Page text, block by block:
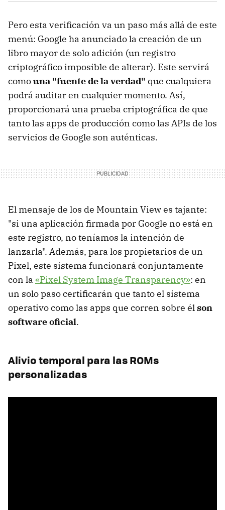
Pero esta verificación va un paso más allá de este
menú: Google ha anunciado la creación de un
libro mayor de solo adición (un registro
criptográfico imposible de alterar). Este servirá
comouna "fuente de la verdad" que cualquiera
podrá auditar en cualquier momento. Así,
proporcionará una prueba criptográfica de que
tanto las apps de producción como las APIs de los
servicios de Google son auténticas.
El mensaje de los de Mountain View es tajante:
"si una aplicación firmada por Google no está en
este registro, no teníamos la intención de
lanzarla". Además, para los propietarios de un
Pixel, este sistema funcionará conjuntamente
con la «Pixel System Image Transparency»: en
un solo paso certificarán que tanto el sistema
operativo como las apps que corren sobre él son
software oficial.
Alivio temporal para las ROMs
personalizadas